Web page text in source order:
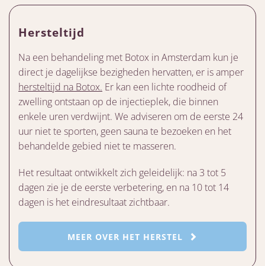
Hersteltijd
Na een behandeling met Botox in Amsterdam kun je
direct je dagelijkse bezigheden hervatten, er is amper
hersteltijd na Botox. Er kan een lichte roodheid of
zwelling ontstaan op de injectieplek, die binnen
enkele uren verdwijnt. We adviseren om de eerste 24
uur niet te sporten, geen sauna te bezoeken en het
behandelde gebied niet te masseren.
Het resultaat ontwikkelt zich geleidelijk: na 3 tot 5
dagen zie je de eerste verbetering, en na 10 tot 14
dagen is het eindresultaat zichtbaar.
MEER OVER HET HERSTEL